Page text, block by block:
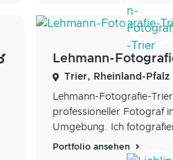
Lehmann-
Trier, Rheinland-Pfalz
Lehmann-Fotografie-
professioneller Fotograf
Umgebung. Ich
Portfolio ansehen